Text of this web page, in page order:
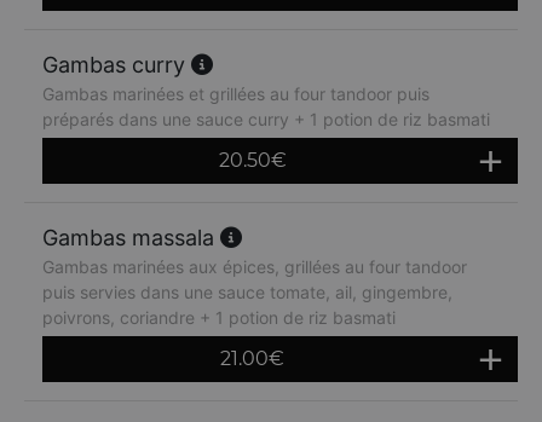
Gambas curry
Gambas marinées et grillées au four tandoor puis
préparés dans une sauce curry + 1 potion de riz basmati
20.50€
Gambas massala
Gambas marinées aux épices, grillées au four tandoor
puis servies dans une sauce tomate, ail, gingembre,
poivrons, coriandre + 1 potion de riz basmati
21.00€